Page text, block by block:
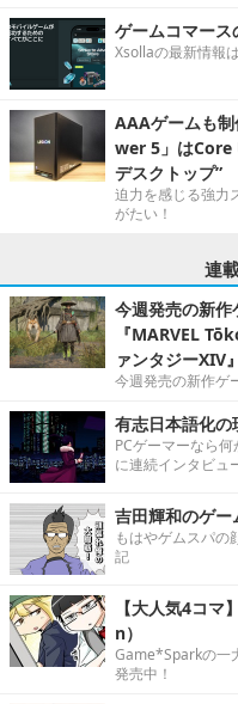
ゲームコマー
Xsollaの最新情報
AAAゲームも
wer 5」はCore
デスクトップ”
迫力を感じる強力
がたい！
連
今週発売の新
『MARVEL
ァンタジーXIV
今週発売の新作ゲ
有志日本語化の
PCゲーマーなら
に連続インタビュ
吉田輝和のゲ
もはやゲムスパの
記
【大人気4コ
n）
Game*Sparkの一
発売中！